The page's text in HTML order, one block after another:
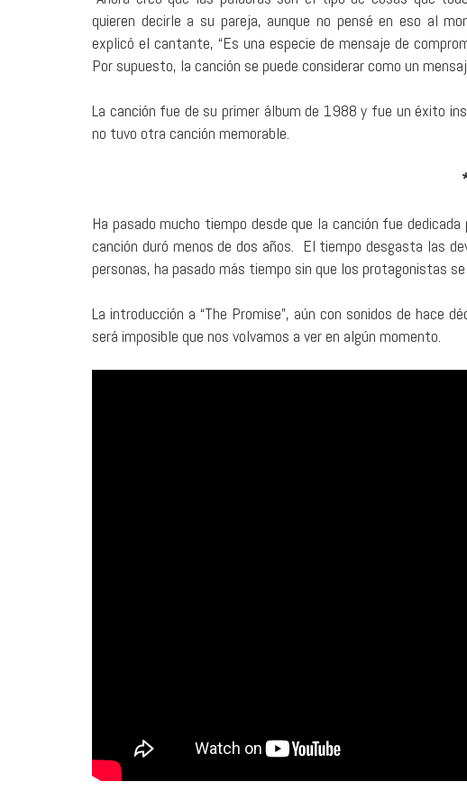
quieren decirle a su pareja, aunque no pensé en eso al
explicó el cantante, “Es una especie de mensaje de
Por supuesto, la canción se puede considerar como un
La canción fue de su primer álbum de 1988 y fue un éxito
no tuvo otra canción memorable.
Ha pasado mucho tiempo desde que la canción fue
canción duró menos de dos años. El tiempo desgasta las
personas, ha pasado más tiempo sin que los protagonistas
La introducción a “The Promise”, aún con sonidos de hace
será imposible que nos volvamos a ver en algún momento.